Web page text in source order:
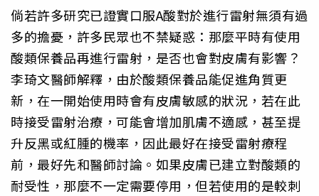
倘若許多研究已證實口服A酸對於進行雷射無須有過
多的擔憂，許多民眾也不禁疑惑：那麼平時有使用
酸類保養品再進行雷射，是否也會對皮膚有影響？
李琦文醫師解釋，由於酸類保養品能促進角質更
新，在一開始使用時會有皮膚敏感的狀況，若在此
時接受雷射治療，可能會增加肌膚不適感，甚至提
升反黑或紅腫的機率，因此最好在接受雷射療程
前，最好先和醫師討論。如果皮膚已建立對酸類的
耐受性，那麼不一定需要停用，但若使用的是較刺